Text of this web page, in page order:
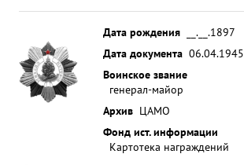
Дата рождения
__.__.1897
Дата документа 06.04.1945
Воинское звание
генерал-майор
Архив ЦАМО
Фонд ист. информации
Картотека награждений